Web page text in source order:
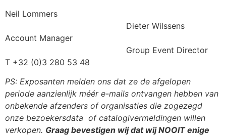
Neil Lommers
Dieter Wilssens
Account Manager
Group Event Director
T +32 (0)3 280 53 48
PS: Exposanten melden ons dat ze de afgelopen
periode aanzienlijk méér e-mails ontvangen hebben van
onbekende afzenders of organisaties die zogezegd
onze bezoekersdata of catalogivermeldingen willen
verkopen. Graag bevestigen wij dat wij NOOIT enige